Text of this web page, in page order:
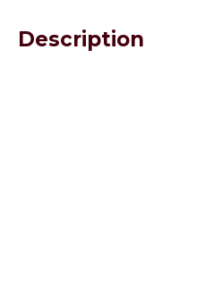
Description